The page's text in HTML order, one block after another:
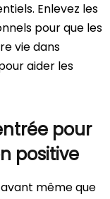
Enlevez les
pour que les
vie dans
aider les
pour
positive
même que